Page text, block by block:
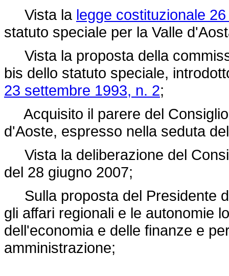
Vista la legge costituzionale
statuto speciale per la Valle
Vista la proposta della
bis dello statuto speciale,
23 settembre 1993, n. 2;
Acquisito il parere del
d'Aoste, espresso nella seduta
Vista la deliberazione del
del 28 giugno 2007;
Sulla proposta del Presidente
gli affari regionali e le autonomie
dell'economia e delle finanze e
amministrazione;